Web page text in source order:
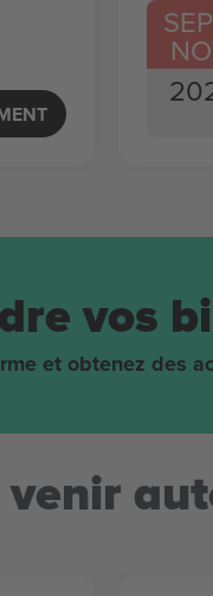
vos
et obtenez des
venir